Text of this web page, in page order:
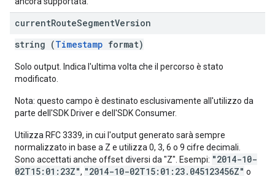
currentRouteSegmentVersion
string (Timestamp format)
Solo output. Indica l'ultima volta che il percorso è stato
modificato.
Nota: questo campo è destinato esclusivamente all'utilizzo da
parte dell'SDK Driver e dell'SDK Consumer.
Utilizza RFC 3339, in cui l'output generato sarà sempre
normalizzato in base a Z e utilizza 0, 3, 6 o 9 cifre decimali.
Sono accettati anche offset diversi da "Z". Esempi: "2014-10-
02T15:01:23Z", "2014-10-02T15:01:23.045123456Z" o